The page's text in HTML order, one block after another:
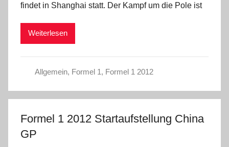
findet in Shanghai statt. Der Kampf um die Pole ist
Weiterlesen
Allgemein, Formel 1, Formel 1 2012
Formel 1 2012 Startaufstellung China
GP